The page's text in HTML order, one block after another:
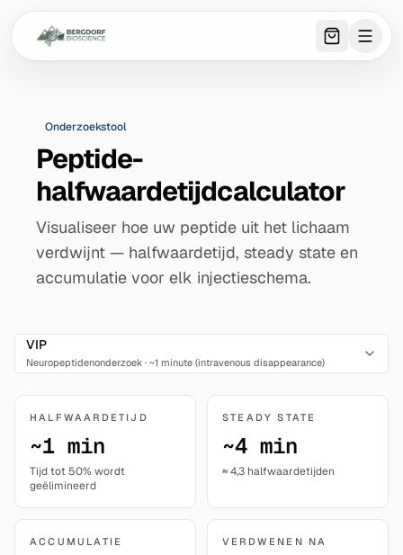
0 item
Onderzoekstool
Peptide-
halfwaardetijdcalculator
Visualiseer hoe uw peptide uit het lichaam
verdwijnt — halfwaardetijd, steady state en
accumulatie voor elk injectieschema.
VIP
Neuropeptidenonderzoek · ~1 minute (intravenous disappearance)
HALFWAARDETIJD
~1 min
Tijd tot 50% wordt
geëlimineerd
STEADY STATE
~4 min
≈ 4,3 halfwaardetijden
ACCUMULATIE VERDWENEN NA